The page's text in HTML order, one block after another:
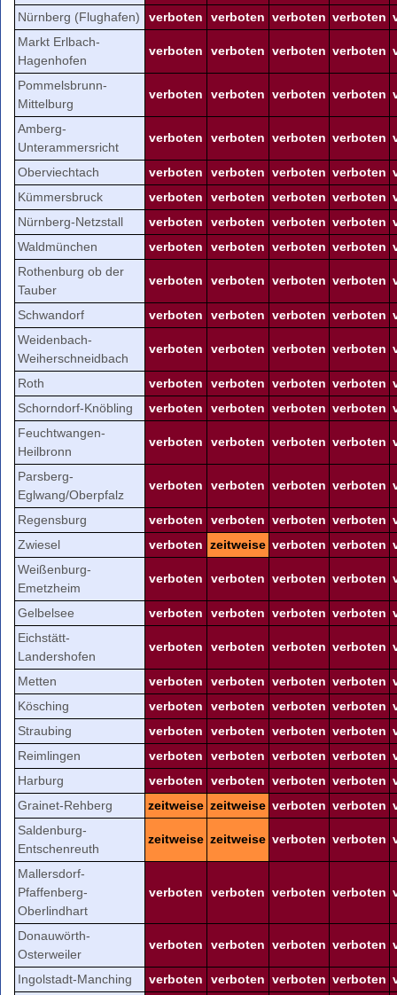
Nürnberg (Flughafen)
verboten verboten verboten verboten
Markt Erlbach-
Hagenhofen
verboten verboten verboten verboten
Pommelsbrunn-
Mittelburg
verboten verboten verboten verboten
Amberg-
Unterammersricht
verboten verboten verboten verboten
Oberviechtach verboten verboten verboten verboten
Kümmersbruck
verboten verboten verboten verboten
Nürnberg-Netzstall
verboten verboten verboten verboten
Waldmünchen
verboten verboten verboten verboten
Rothenburg ob der
Tauber
verboten verboten verboten verboten
Schwandorf verboten verboten verboten verboten
Weidenbach-
Weiherschneidbach
verboten verboten verboten verboten
Roth verboten verboten verboten verboten
Schorndorf-Knöbling
verboten verboten verboten verboten
Feuchtwangen-
Heilbronn
verboten verboten verboten verboten
Parsberg-
Eglwang/Oberpfalz
verboten verboten verboten verboten
Regensburg verboten verboten verboten verboten
Zwiesel
verboten zeitweise verboten verboten
Weißenburg-
Emetzheim
verboten verboten verboten verboten
Gelbelsee verboten verboten verboten verboten
Eichstätt-
Landershofen
verboten verboten verboten verboten
Metten verboten verboten verboten verboten
Kösching
verboten verboten verboten verboten
Straubing
verboten verboten verboten verboten
Reimlingen
verboten verboten verboten verboten
Harburg
verboten verboten verboten verboten
Grainet-Rehberg
zeitweise zeitweise verboten verboten
Saldenburg-
Entschenreuth
zeitweise zeitweise verboten verboten
Mallersdorf-
Pfaffenberg-
Oberlindhart
verboten verboten verboten verboten
Donauwörth-
Osterweiler
verboten verboten verboten verboten
Ingolstadt-Manching verboten verboten verboten verboten